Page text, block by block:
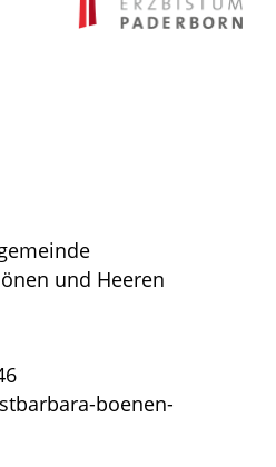
und Heeren
boenen-